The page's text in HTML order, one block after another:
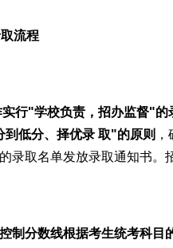
流程
实行"学校负责，招办监督"
到低分、择优录 取"的原则
录取名单发放录取通知书。
控制分数线根据考生统考科